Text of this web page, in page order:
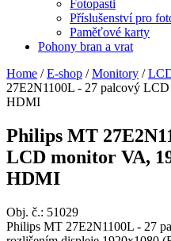
Fotopasti
Příslušenství pro
Paměťové karty
Pohony bran a vrat
Home / E-shop / Monitory /
27E2N1100L - 27 palcový
HDMI
Philips MT
LCD monitor VA,
HDMI
Obj. č.: 51029
Philips MT 27E2N1100L - 27